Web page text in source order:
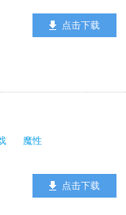
点击下载
魔性
点击下载